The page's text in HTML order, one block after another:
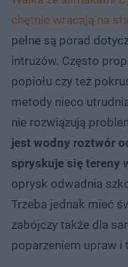
chętnie wracają na
pełne są porad
intruzów. Często
popiołu czy też
metody nieco
nie rozwiązują
jest wodny roztwór
spryskuje się tereny
oprysk odwadnia
Trzeba jednak mieć
zabójczy także dla
poparzeniem upraw i